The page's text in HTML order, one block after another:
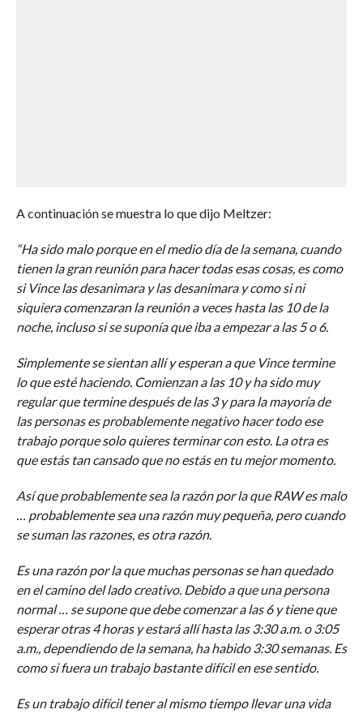
A continuación se muestra lo que dijo Meltzer:
“Ha sido malo porque en el medio día de la semana, cuando
tienen la gran reunión para hacer todas esas cosas, es como
si Vince las desanimara y las desanimara y como si ni
siquiera comenzaran la reunión a veces hasta las 10 de la
noche, incluso si se suponía que iba a empezar a las 5 o 6.
Simplemente se sientan allí y esperan a que Vince termine
lo que esté haciendo. Comienzan a las 10 y ha sido muy
regular que termine después de las 3 y para la mayoría de
las personas es probablemente negativo hacer todo ese
trabajo porque solo quieres terminar con esto. La otra es
que estás tan cansado que no estás en tu mejor momento.
Así que probablemente sea la razón por la que RAW es malo
… probablemente sea una razón muy pequeña, pero cuando
se suman las razones, es otra razón.
Es una razón por la que muchas personas se han quedado
en el camino del lado creativo. Debido a que una persona
normal … se supone que debe comenzar a las 6 y tiene que
esperar otras 4 horas y estará allí hasta las 3:30 a.m. o 3:05
a.m., dependiendo de la semana, ha habido 3:30 semanas. Es
como si fuera un trabajo bastante difícil en ese sentido.
Es un trabajo difícil tener al mismo tiempo llevar una vida